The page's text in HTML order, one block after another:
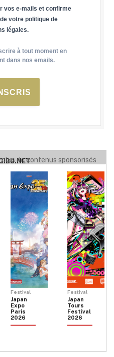
vos e-mails et confirme
votre politique de
légales.
à tout moment en
dans nos emails.
plus de contenus sponsorisés
Festival
Japan
Expo
Paris
2026
Festival
Japan
Tours
Festival
2026